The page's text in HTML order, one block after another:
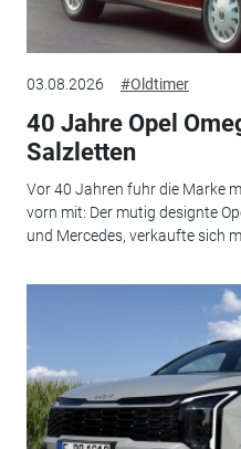
03.08.2026 #Oldtimer
40 Jahre Opel
Salzletten
Vor 40 Jahren fuhr die Marke
vorn mit: Der mutig designte
und Mercedes, verkaufte sich